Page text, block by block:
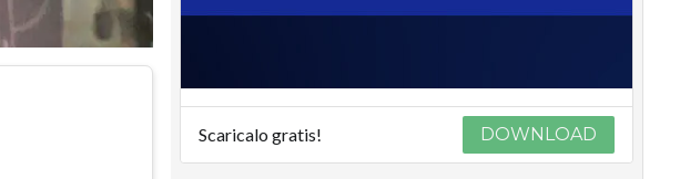
Scaricalo gratis! DOWNLOAD